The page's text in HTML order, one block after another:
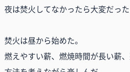
夜は焚火してなかったら大変だった
焚火は昼から始めた。
燃えやすい薪、燃焼時間が長い薪